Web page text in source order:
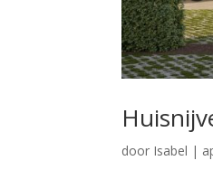
door Isabel |